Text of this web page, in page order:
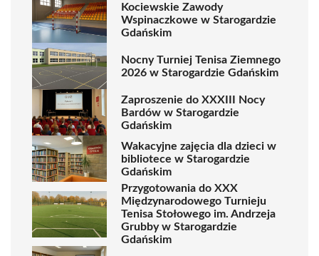
Kociewskie Zawody
Wspinaczkowe w Starogardzie
Gdańskim
Nocny Turniej Tenisa Ziemnego
2026 w Starogardzie Gdańskim
Zaproszenie do XXXIII Nocy
Bardów w Starogardzie
Gdańskim
Wakacyjne zajęcia dla dzieci w
bibliotece w Starogardzie
Gdańskim
Przygotowania do XXX
Międzynarodowego Turnieju
Tenisa Stołowego im. Andrzeja
Grubby w Starogardzie
Gdańskim